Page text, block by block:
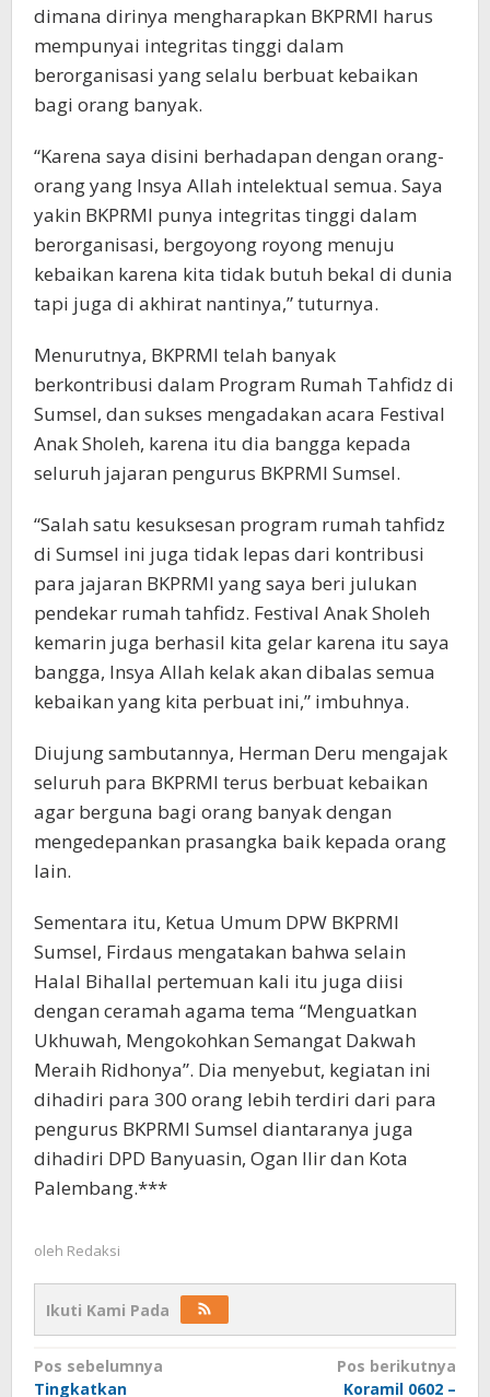
dimana dirinya mengharapkan BKPRMI harus
mempunyai integritas tinggi dalam
berorganisasi yang selalu berbuat kebaikan
bagi orang banyak.
“Karena saya disini berhadapan dengan orang-
orang yang Insya Allah intelektual semua. Saya
yakin BKPRMI punya integritas tinggi dalam
berorganisasi, bergoyong royong menuju
kebaikan karena kita tidak butuh bekal di dunia
tapi juga di akhirat nantinya,” tuturnya.
Menurutnya, BKPRMI telah banyak
berkontribusi dalam Program Rumah Tahfidz di
Sumsel, dan sukses mengadakan acara Festival
Anak Sholeh, karena itu dia bangga kepada
seluruh jajaran pengurus BKPRMI Sumsel.
“Salah satu kesuksesan program rumah tahfidz
di Sumsel ini juga tidak lepas dari kontribusi
para jajaran BKPRMI yang saya beri julukan
pendekar rumah tahfidz. Festival Anak Sholeh
kemarin juga berhasil kita gelar karena itu saya
bangga, Insya Allah kelak akan dibalas semua
kebaikan yang kita perbuat ini,” imbuhnya.
Diujung sambutannya, Herman Deru mengajak
seluruh para BKPRMI terus berbuat kebaikan
agar berguna bagi orang banyak dengan
mengedepankan prasangka baik kepada orang
lain.
Sementara itu, Ketua Umum DPW BKPRMI
Sumsel, Firdaus mengatakan bahwa selain
Halal Bihallal pertemuan kali itu juga diisi
dengan ceramah agama tema “Menguatkan
Ukhuwah, Mengokohkan Semangat Dakwah
Meraih Ridhonya”. Dia menyebut, kegiatan ini
dihadiri para 300 orang lebih terdiri dari para
pengurus BKPRMI Sumsel diantaranya juga
dihadiri DPD Banyuasin, Ogan Ilir dan Kota
Palembang.***
oleh Redaksi
Ikuti Kami Pada
Navigasi
Pos sebelumnya
Tingkatkan
Pos berikutnya
Koramil 0602 –